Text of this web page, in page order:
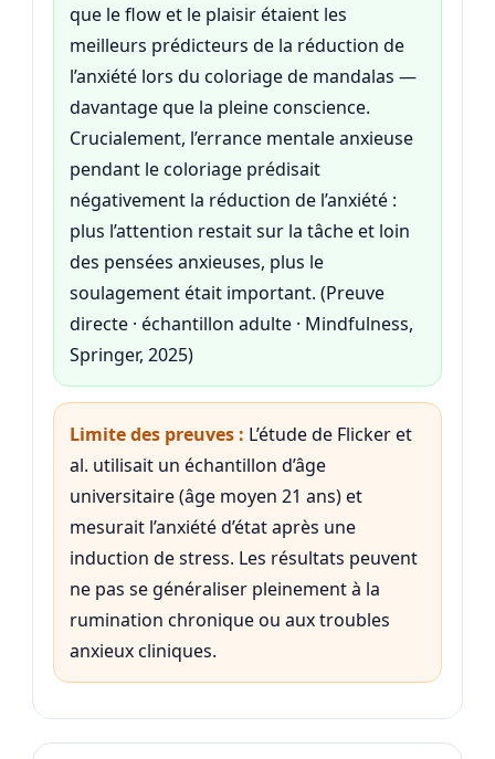
que le flow et le plaisir étaient les
meilleurs prédicteurs de la réduction de
l’anxiété lors du coloriage de mandalas —
davantage que la pleine conscience.
Crucialement, l’errance mentale anxieuse
pendant le coloriage prédisait
négativement la réduction de l’anxiété :
plus l’attention restait sur la tâche et loin
des pensées anxieuses, plus le
soulagement était important. (Preuve
directe · échantillon adulte · Mindfulness,
Springer, 2025)
Limite des preuves : L’étude de Flicker et
al. utilisait un échantillon d’âge
universitaire (âge moyen 21 ans) et
mesurait l’anxiété d’état après une
induction de stress. Les résultats peuvent
ne pas se généraliser pleinement à la
rumination chronique ou aux troubles
anxieux cliniques.